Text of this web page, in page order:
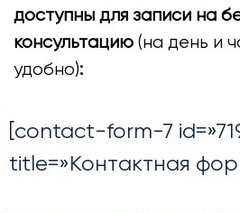
доступны для записи на
консультацию (на день и
удобно):
[contact-form-7
title=»Контактная